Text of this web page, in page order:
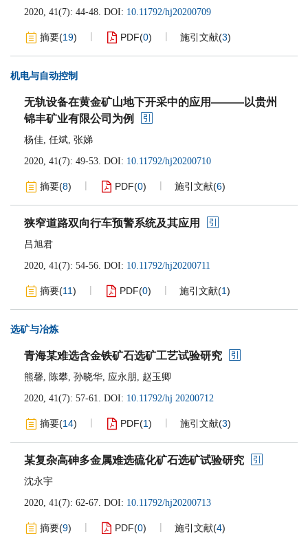
2020, 41(7): 44-48. DOI: 10.11792/hj20200709
摘要(19) PDF(0) 施引文献(3)
机电与自动控制
无轨设备在黄金矿山地下开采中的应用———以贵州
锦丰矿业有限公司为例
杨佳, 任斌, 张娣
2020, 41(7): 49-53. DOI: 10.11792/hj20200710
摘要(8) PDF(0) 施引文献(6)
狭窄道路双向行车预警系统及其应用
吕旭君
2020, 41(7): 54-56. DOI: 10.11792/hj20200711
摘要(11) PDF(0) 施引文献(1)
选矿与冶炼
青海某难选含金铁矿石选矿工艺试验研究
熊馨, 陈攀, 孙晓华, 应永朋 , 赵玉卿
2020, 41(7): 57-61. DOI: 10.11792/hj 20200712
摘要(14) PDF(1) 施引文献(3)
某复杂高砷多金属难选硫化矿石选矿试验研究
沈永宇
2020, 41(7): 62-67. DOI: 10.11792/hj20200713
摘要(9) PDF(0) 施引文献(4)